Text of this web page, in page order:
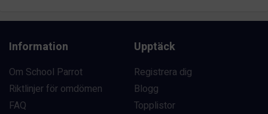
Information
Om School Parrot
Riktlinjer för omdömen
FAQ
Upptäck
Registrera dig
Blogg
Topplistor